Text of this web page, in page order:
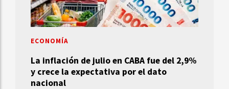
La inflación de julio en CABA fue del 2,9%
y crece la expectativa por el dato
nacional
ECONOMÍA